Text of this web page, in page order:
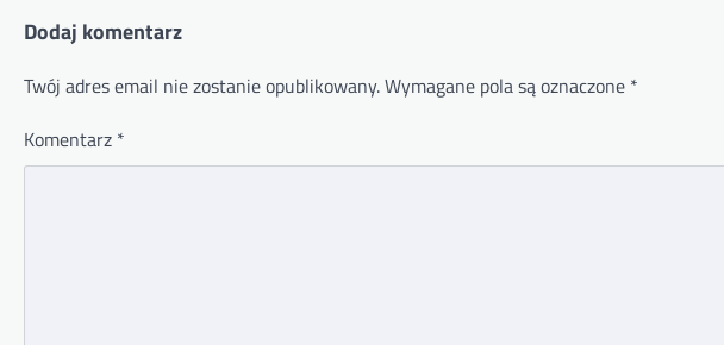
Dodaj komentarz
Twój adres email nie zostanie opublikowany.Wymagane pola są oznaczone *
Komentarz *